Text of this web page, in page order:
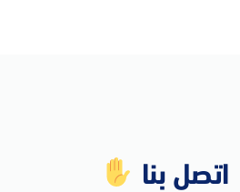
اتصل بنا